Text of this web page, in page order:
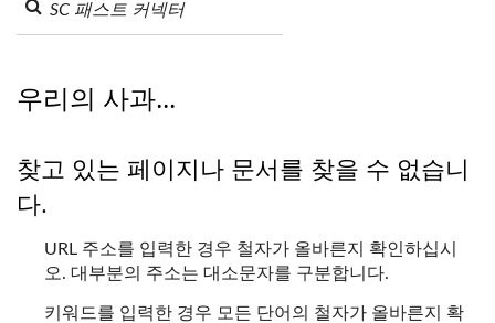
우리의 사과...
찾고 있는 페이지나 문서를 찾을 수 없습니
다.
URL 주소를 입력한 경우 철자가 올바른지 확인하십시
오. 대부분의 주소는 대소문자를 구분합니다.
키워드를 입력한 경우 모든 단어의 철자가 올바른지 확